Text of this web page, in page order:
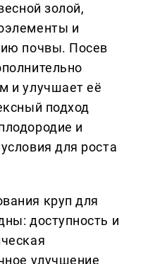
золой,
и
почвы. Посев
и улучшает её
подход
и
для роста
круп для
доступность и
улучшение